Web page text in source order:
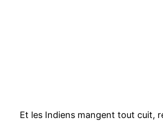
Et les Indiens mangent tout cuit,